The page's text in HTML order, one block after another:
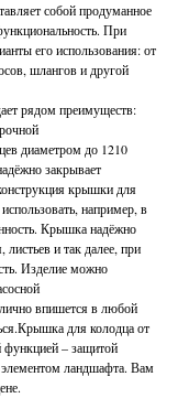
собой продуманное
При
его использования: от
шлангов и другой
рядом преимуществ:
диаметром до 1210
закрывает
крышки для
например, в
Крышка надёжно
и так далее, при
Изделие можно
впишется в любой
для колодца от
функцией – защитой
элементом ландшафта. Вам